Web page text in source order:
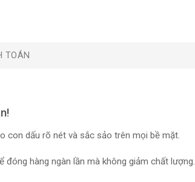
TOÁN
con dấu rõ nét và sắc sảo trên mọi bề mặt.
hàng ngàn lần mà không giảm chất lượng.